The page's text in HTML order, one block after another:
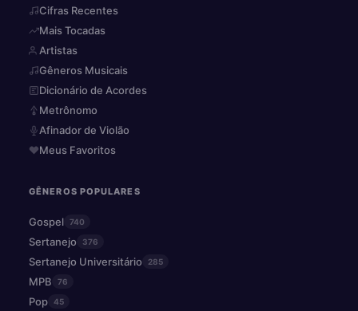
Cifras Recentes
Mais Tocadas
Artistas
Gêneros Musicais
Dicionário de Acordes
Metrônomo
Afinador de Violão
Meus Favoritos
GÊNEROS POPULARES
Gospel 740
Sertanejo 376
Sertanejo Universitário 285
MPB 76
Pop 45